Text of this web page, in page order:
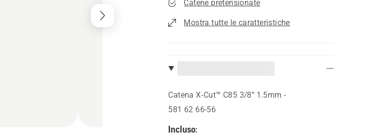
Catene pretensionate
Mostra tutte le caratteristiche
Catena X-Cut™ C85 3/8” 1.5mm -
581 62 66‑56
Incluso: